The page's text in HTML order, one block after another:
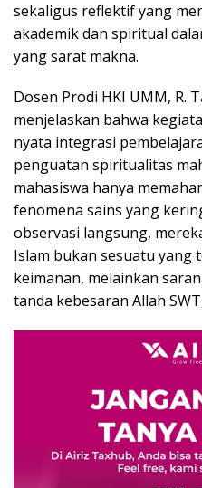
sekaligus reflektif yang
akademik dan spiritual
yang sarat makna.
Dosen Prodi HKI UMM, R.
menjelaskan bahwa
nyata integrasi
penguatan spiritualitas
mahasiswa hanya
fenomena sains yang
observasi langsung,
Islam bukan sesuatu yang
keimanan, melainkan
tanda kebesaran Allah